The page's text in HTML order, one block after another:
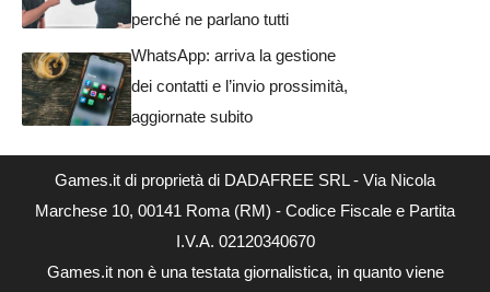
perché ne parlano tutti
WhatsApp: arriva la gestione
dei contatti e l’invio prossimità,
aggiornate subito
Games.it di proprietà di DADAFREE SRL - Via Nicola
Marchese 10, 00141 Roma (RM) - Codice Fiscale e Partita
I.V.A. 02120340670
Games.it non è una testata giornalistica, in quanto viene